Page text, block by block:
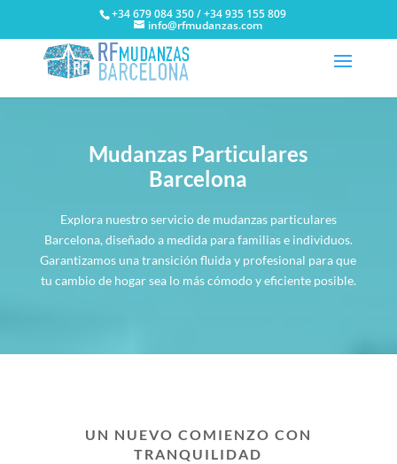
+34 679 084 350 / +34 935 155 809
info@rfmudanzas.com
Mudanzas Particulares
Barcelona
Explora nuestro servicio de mudanzas particulares
Barcelona, diseñado a medida para familias e individuos.
Garantizamos una transición fluida y profesional para que
tu cambio de hogar sea lo más cómodo y eficiente posible.
UN NUEVO COMIENZO CON
TRANQUILIDAD